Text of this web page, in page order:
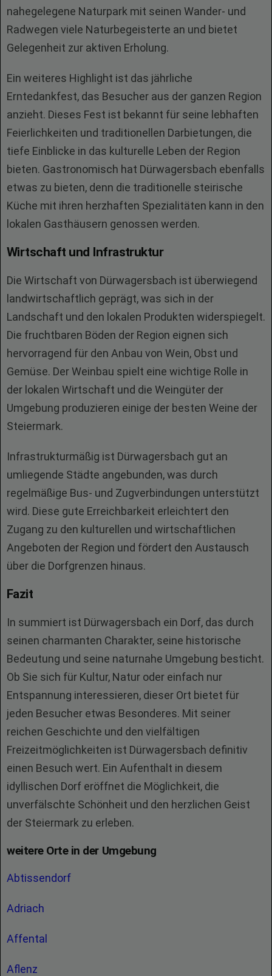
nahegelegene Naturpark mit seinen Wander- und
Radwegen viele Naturbegeisterte an und bietet
Gelegenheit zur aktiven Erholung.
Ein weiteres Highlight ist das jährliche
Erntedankfest, das Besucher aus der ganzen Region
anzieht. Dieses Fest ist bekannt für seine lebhaften
Feierlichkeiten und traditionellen Darbietungen, die
tiefe Einblicke in das kulturelle Leben der Region
bieten. Gastronomisch hat Dürwagersbach ebenfalls
etwas zu bieten, denn die traditionelle steirische
Küche mit ihren herzhaften Spezialitäten kann in den
lokalen Gasthäusern genossen werden.
Wirtschaft und Infrastruktur
Die Wirtschaft von Dürwagersbach ist überwiegend
landwirtschaftlich geprägt, was sich in der
Landschaft und den lokalen Produkten widerspiegelt.
Die fruchtbaren Böden der Region eignen sich
hervorragend für den Anbau von Wein, Obst und
Gemüse. Der Weinbau spielt eine wichtige Rolle in
der lokalen Wirtschaft und die Weingüter der
Umgebung produzieren einige der besten Weine der
Steiermark.
Infrastrukturmäßig ist Dürwagersbach gut an
umliegende Städte angebunden, was durch
regelmäßige Bus- und Zugverbindungen unterstützt
wird. Diese gute Erreichbarkeit erleichtert den
Zugang zu den kulturellen und wirtschaftlichen
Angeboten der Region und fördert den Austausch
über die Dorfgrenzen hinaus.
Fazit
In summiert ist Dürwagersbach ein Dorf, das durch
seinen charmanten Charakter, seine historische
Bedeutung und seine naturnahe Umgebung besticht.
Ob Sie sich für Kultur, Natur oder einfach nur
Entspannung interessieren, dieser Ort bietet für
jeden Besucher etwas Besonderes. Mit seiner
reichen Geschichte und den vielfältigen
Freizeitmöglichkeiten ist Dürwagersbach definitiv
einen Besuch wert. Ein Aufenthalt in diesem
idyllischen Dorf eröffnet die Möglichkeit, die
unverfälschte Schönheit und den herzlichen Geist
der Steiermark zu erleben.
weitere Orte in der Umgebung
Abtissendorf
Adriach
Affental
Aflenz